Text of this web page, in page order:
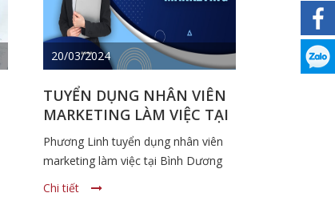
20/03/2024
TUYỂN DỤNG NHÂN VIÊN
MARKETING LÀM VIỆC TẠI
BÌNH DƯƠNG
Phương Linh tuyển dụng nhân viên
marketing làm việc tại Bình Dương
Chi tiết